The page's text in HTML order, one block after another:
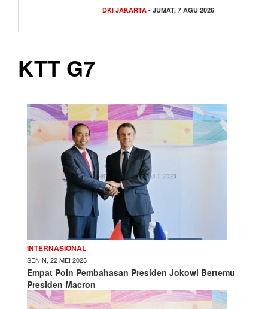
DKI JAKARTA - JUMAT, 7 AGU 2026
KTT G7
INTERNASIONAL
SENIN, 22 MEI 2023
Empat Poin Pembahasan Presiden Jokowi Bertemu
Presiden Macron